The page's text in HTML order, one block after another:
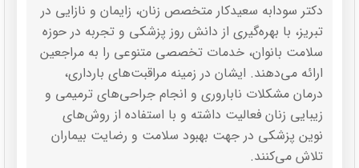
دکتر سودابه سعیدکار متخصص زنان، زایمان و نازایی در
تبریز، با بهره‌گیری از دانش روز پزشکی و تجربه در حوزه
سلامت بانوان، خدمات تخصصی متنوعی را به مراجعین
ارائه می‌دهند. ایشان در زمینه مراقبت‌های بارداری،
درمان مشکلات ناباروری و انجام جراحی‌های ترمیمی و
زیبایی زنان فعالیت داشته و با استفاده از روش‌های
نوین پزشکی در جهت بهبود سلامت و رضایت بیماران
تلاش می‌کنند.